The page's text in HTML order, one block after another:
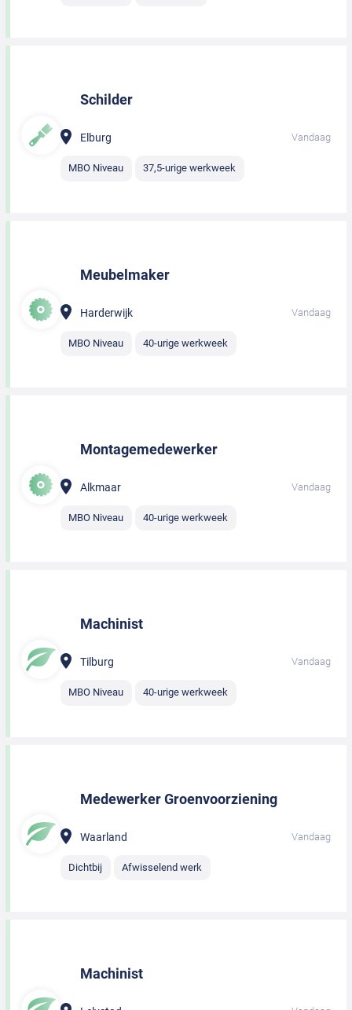
Schilder
Elburg Vandaag
MBO Niveau 37,5-urige werkweek
Meubelmaker
Harderwijk Vandaag
MBO Niveau 40-urige werkweek
Montagemedewerker
Alkmaar Vandaag
MBO Niveau 40-urige werkweek
Machinist
Tilburg Vandaag
MBO Niveau 40-urige werkweek
Medewerker Groenvoorziening
Waarland Vandaag
Dichtbij Afwisselend werk
Machinist